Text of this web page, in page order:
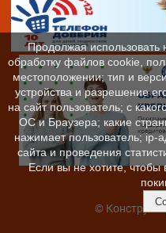
©
Продолжая использовать
обработку файлов cookie,
местоположении; тип и
устройства и разрешение
на сайт пользователь; с
ОС и Браузера; какие
нажимает пользователь; ip-
сайта и проведения
Если вы не хотите,